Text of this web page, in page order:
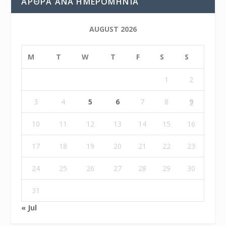
AUGUST 2026
M T W T F S S
1 2
3 4 5 6 7 8 9
10 11 12 13 14 15 16
17 18 19 20 21 22 23
24 25 26 27 28 29 30
31
« Jul